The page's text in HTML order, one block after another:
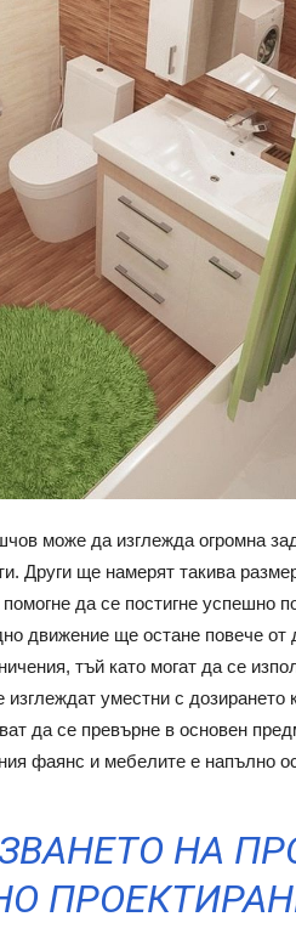
може да изглежда огромна
Други ще намерят такива
да се постигне успешно
движение ще остане повече
тъй като могат да се
уместни с дозирането
да се превърне в основен
фаянс и мебелите е напълно
НА